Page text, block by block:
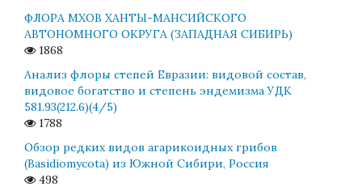
ФЛОРА МХОВ ХАНТЫ-МАНСИЙСКОГО
АВТОНОМНОГО ОКРУГА (ЗАПАДНАЯ СИБИРЬ)
1868
Анализ флоры степей Евразии: видовой состав,
видовое богатство и степень эндемизма УДК
581.93(212.6)(4/5)
1788
Обзор редких видов агарикоидных грибов
(Basidiomycota) из Южной Сибири, Россия
498